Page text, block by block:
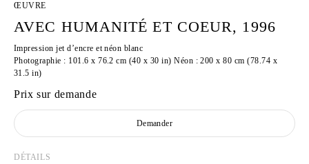
ŒUVRE
AVEC HUMANITÉ ET COEUR, 1996
Impression jet d’encre et néon blanc
Photographie : 101.6 x 76.2 cm (40 x 30 in) Néon : 200 x 80 cm (78.74 x
31.5 in)
Prix sur demande
Demander
DÉTAILS